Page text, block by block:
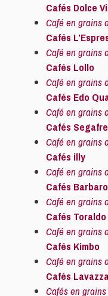
Cafés Dolce
Café en grains
Cafés
Café en grains
Cafés Lollo
Café en grains
Cafés Edo
Café en grains
Cafés
Café en grains
Cafés illy
Café en grains
Cafés Barbaro
Café en grains
Cafés Toraldo
Café en grains
Cafés Kimbo
Café en grains
Cafés
Cafés en